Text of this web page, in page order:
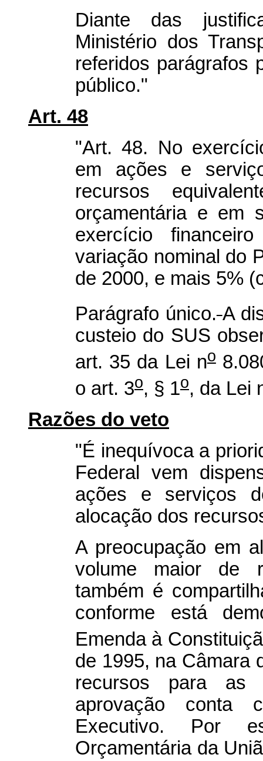
Diante das
Ministério dos
referidos parágrafos
público."
Art. 48
"Art. 48. No
em ações e
recursos
orçamentária e em
exercício
variação nominal do
de 2000, e mais 5%
Parágrafo único. A
custeio do SUS
art. 35 da Lei no
o art. 3o, § 1o, da Lei
Razões do veto
"É inequívoca a
Federal vem
ações e serviços
alocação dos
A preocupação em
volume maior de
também é
conforme está
Emenda à
de 1995, na Câmara
recursos para as
aprovação
Executivo. Por
Orçamentária da